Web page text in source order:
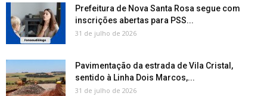
Prefeitura de Nova Santa Rosa segue com
inscrições abertas para PSS...
31 de julho de 2026
Pavimentação da estrada de Vila Cristal,
sentido à Linha Dois Marcos,...
31 de julho de 2026